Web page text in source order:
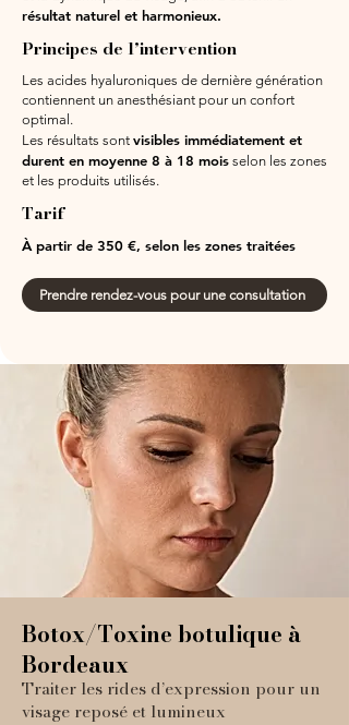
résultat naturel et harmonieux.
Principes de l’intervention
Les acides hyaluroniques de dernière génération
contiennent un anesthésiant pour un confort
optimal.
Les résultats sont visibles immédiatement et
durent en moyenne 8 à 18 mois selon les zones
et les produits utilisés.
Tarif
À partir de 350 €, selon les zones traitées
Prendre rendez-vous pour une consultation
Botox/Toxine botulique à
Bordeaux
Traiter les rides d’expression pour un
visage reposé et lumineux